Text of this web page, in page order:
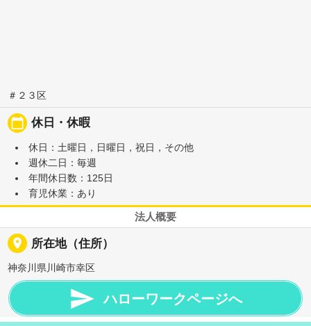
＃２３区
calendar_today 休日・休暇
休日：土曜日，日曜日，祝日，その他
週休二日：毎週
年間休日数：125日
育児休業：あり
法人概要
place 所在地（住所）
神奈川県川崎市幸区
 ハローワークページへ